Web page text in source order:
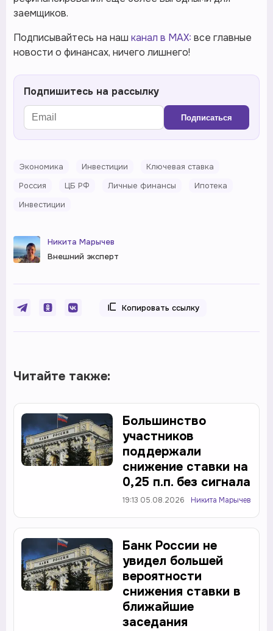
заемщиков.
Подписывайтесь на наш канал в MAX: все главные
новости о финансах, ничего лишнего!
Подпишитесь на рассылку
Подписаться
Экономика Инвестиции
Ключевая ставка
Россия
ЦБ РФ Личные финансы
Ипотека
Инвестиции
Никита Марычев
Внешний эксперт
Копировать ссылку
Читайте также:
Большинство
участников
поддержали
снижение ставки на
0,25 п.п. без сигнала
19:13 05.08.2026 Никита Марычев
Банк России не
увидел большей
вероятности
снижения ставки в
ближайшие
заседания